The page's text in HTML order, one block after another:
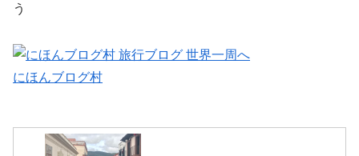
う
にほんブログ村